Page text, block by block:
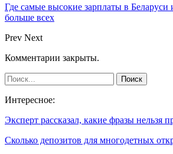
Где самые высокие зарплаты в Беларуси
больше всех
Prev Next
Комментарии закрыты.
Интересное:
Эксперт рассказал, какие фразы нельзя
Сколько депозитов для многодетных